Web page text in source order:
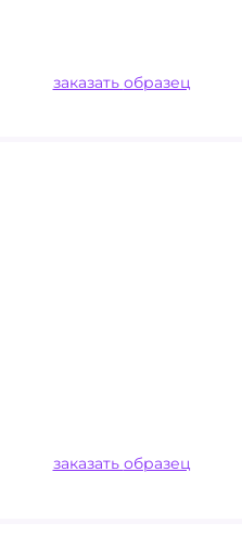
заказать образец
заказать образец